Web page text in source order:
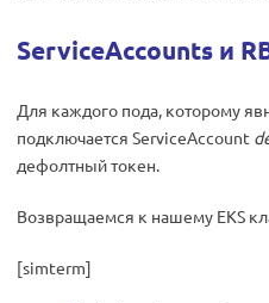
ServiceAccounts и
Для каждого пода, которому
подключается ServiceAccount
дефолтный токен.
Возвращаемся к нашему EKS
[simterm]